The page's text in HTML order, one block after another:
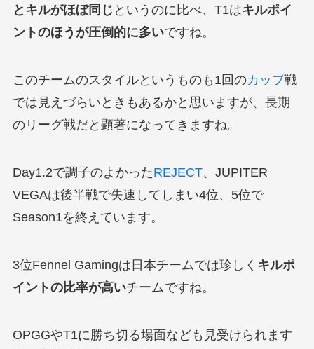
とキルがほぼ同じ というのに比べ、T1はキルポイ
ントのほうが圧倒的に多いですね。
このチームのスタイルというものも1回のカップ戦
では見えづらいときもあるかと思いますが、長期
のリーグ戦だと顕著になってきますね。
Day1.2で調子のよかったREJECT、JUPITER
VEGAは後半戦で失速してしまい4位、5位で
Season1を終えています。
3位Fennel Gamingは日本チームでは珍しく キルポ
イントの比率が高いチームですね。
OPGGやT1に勝ち切る場面なども見受けられます